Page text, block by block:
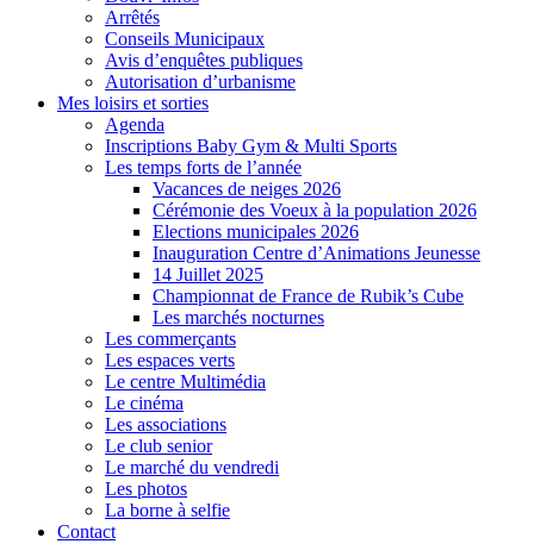
Arrêtés
Conseils Municipaux
Avis d’enquêtes publiques
Autorisation d’urbanisme
Mes loisirs et sorties
Agenda
Inscriptions Baby Gym & Multi Sports
Les temps forts de l’année
Vacances de neiges 2026
Cérémonie des Voeux à la population 2026
Elections municipales 2026
Inauguration Centre d’Animations Jeunesse
14 Juillet 2025
Championnat de France de Rubik’s Cube
Les marchés nocturnes
Les commerçants
Les espaces verts
Le centre Multimédia
Le cinéma
Les associations
Le club senior
Le marché du vendredi
Les photos
La borne à selfie
Contact